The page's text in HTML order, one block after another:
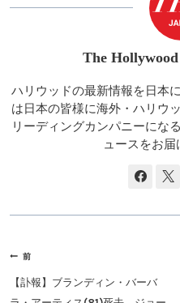
The
ハリウッドの最新情報を日本
は日本の皆様に海外・ハリウ
リーディングカンパニーにな
ュースをお届
投
稿
ナ
前
【訃報】ブランディン・バーバ